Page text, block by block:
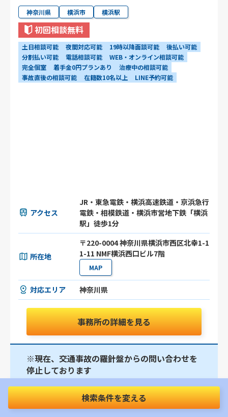
神奈川県 横浜市 横浜駅
初回相談無料
土日相談可能 夜間対応可能 19時以降面談可能
後払い可能
分割払い可能
電話相談可能
WEB・オンライン相談可能
完全個室
着手金0円プランあり
治療中の相談可能
事故直後の相談可能
在籍数10名以上 LINE予約可能
アクセス
JR・東急電鉄・横浜高速鉄道・京浜急行
電鉄・相模鉄道・横浜市営地下鉄「横浜
駅」徒歩1分
所在地
〒220-0004 神奈川県横浜市西区北幸1-1
1-11 NMF横浜西口ビル7階
MAP
対応エリア 神奈川県
事務所の詳細を見る
※現在、交通事故の羅針盤からの問い合わせを
停止しております
【本厚木駅徒歩3分】納得のいく解決を目指してサポ
ート｜交通事故に巻き込まれた際は当事務所にご相談
検索条件を変える